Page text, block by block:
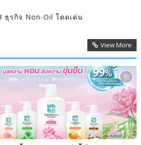
ธุรกิจ Non-Oil โดดเด่น
View More